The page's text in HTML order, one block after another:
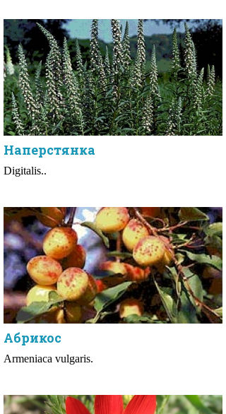
Наперстянка
Digitalis..
Абрикос
Armeniaca vulgaris.